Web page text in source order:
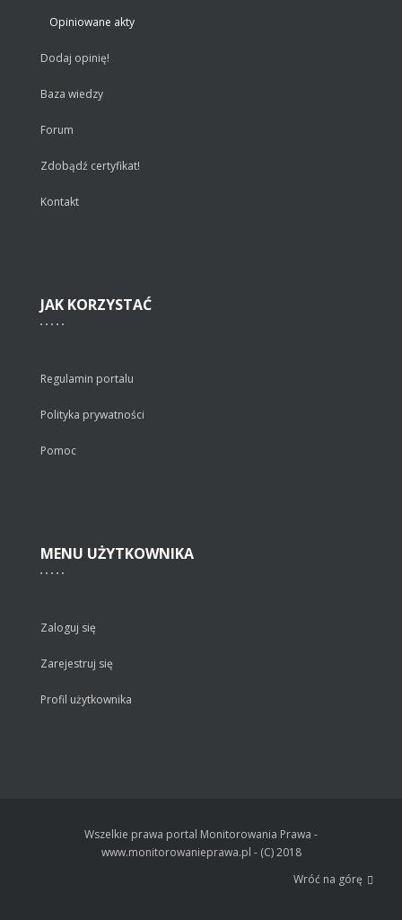
Opiniowane akty
Dodaj opinię!
Baza wiedzy
Forum
Zdobądź certyfikat!
Kontakt
JAK KORZYSTAĆ
Regulamin portalu
Polityka prywatności
Pomoc
MENU UŻYTKOWNIKA
Zaloguj się
Zarejestruj się
Profil użytkownika
Wszelkie prawa portal Monitorowania Prawa -
www.monitorowanieprawa.pl - (C) 2018
Wróć na górę